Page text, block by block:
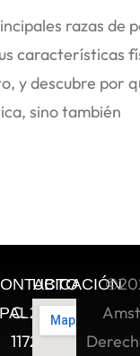
razas de
características
y descubre por
sino también
C. 2 Sur
11722,
UBICACIÓN